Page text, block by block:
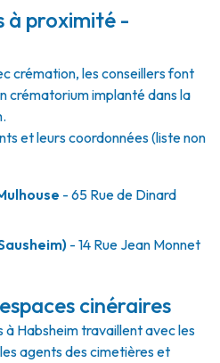
à proximité -
crémation, les conseillers font
crématorium implanté dans la
et leurs coordonnées (liste non
- 65 Rue de Dinard
- 14 Rue Jean Monnet
cinéraires
Habsheim travaillent avec les
agents des cimetières et